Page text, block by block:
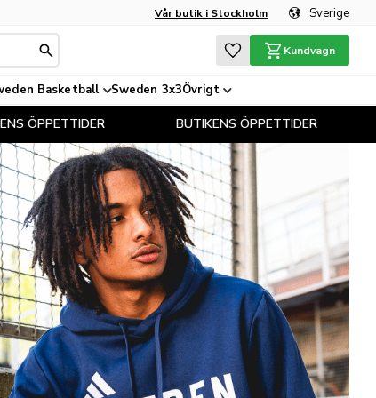
Vår butik i Stockholm Sverige
Favoriter
Kundvagn
Basketball Sweden 3x3Övrigt
BUTIKENS ÖPPETTIDER BUTIKENS